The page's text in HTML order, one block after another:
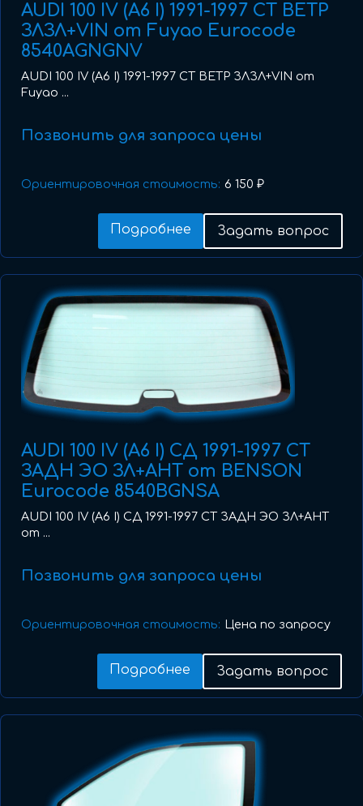
AUDI 100 IV (A6 I) 1991-1997 СТ ВЕТР
ЗЛЗЛ+VIN от Fuyao Eurocode
8540AGNGNV
AUDI 100 IV (A6 I) 1991-1997 СТ ВЕТР ЗЛЗЛ+VIN от
Fuyao ...
Позвонить для запроса цены
Ориентировочная стоимость: 6 150 ₽
Подробнее Задать вопрос
AUDI 100 IV (A6 I) СД 1991-1997 СТ
ЗАДН ЭО ЗЛ+АНТ от BENSON
Eurocode 8540BGNSA
AUDI 100 IV (A6 I) СД 1991-1997 СТ ЗАДН ЭО ЗЛ+АНТ
от ...
Позвонить для запроса цены
Ориентировочная стоимость: Цена по запросу
Подробнее Задать вопрос